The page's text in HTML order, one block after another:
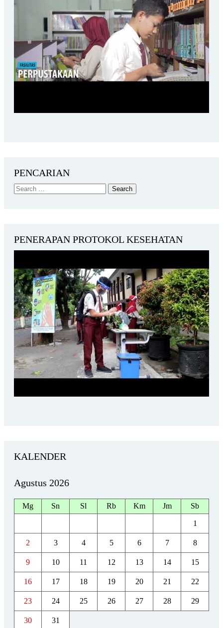
PENCARIAN
PENERAPAN PROTOKOL KESEHATAN
KALENDER
Agustus 2026
Mg Sn Sl Rb Km Jm Sb
1
2 3 4 5 6 7 8
9 10 11 12 13 14 15
16 17 18 19 20 21 22
23 24 25 26 27 28 29
30 31